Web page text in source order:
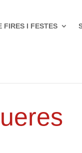
FIRES I FESTES